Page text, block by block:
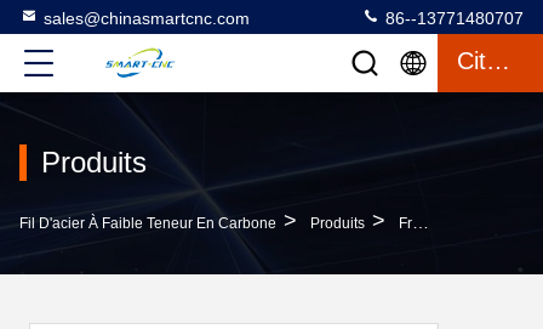
sales@chinasmartcnc.com 86--13771480707
Citation
Produits
Fil D'acier À Faible Teneur En Carbone > Produits > Frein De Presse D'OR